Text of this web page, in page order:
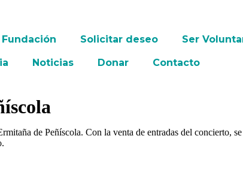
Fundación Solicitar deseo Ser
Noticias Donar Contacto
de Peñíscola. Con la venta de entradas del concierto,